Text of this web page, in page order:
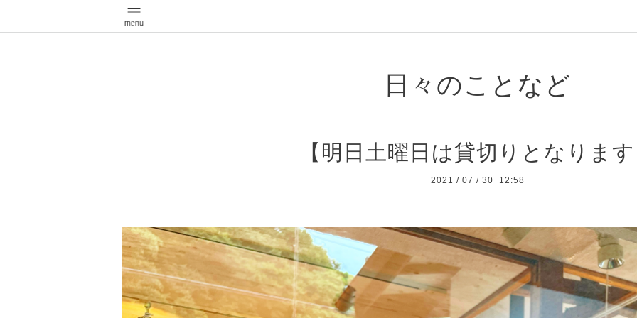
日々のことなど
【明日土曜日は貸切りとなりま
2021 / 07 / 30 12:58